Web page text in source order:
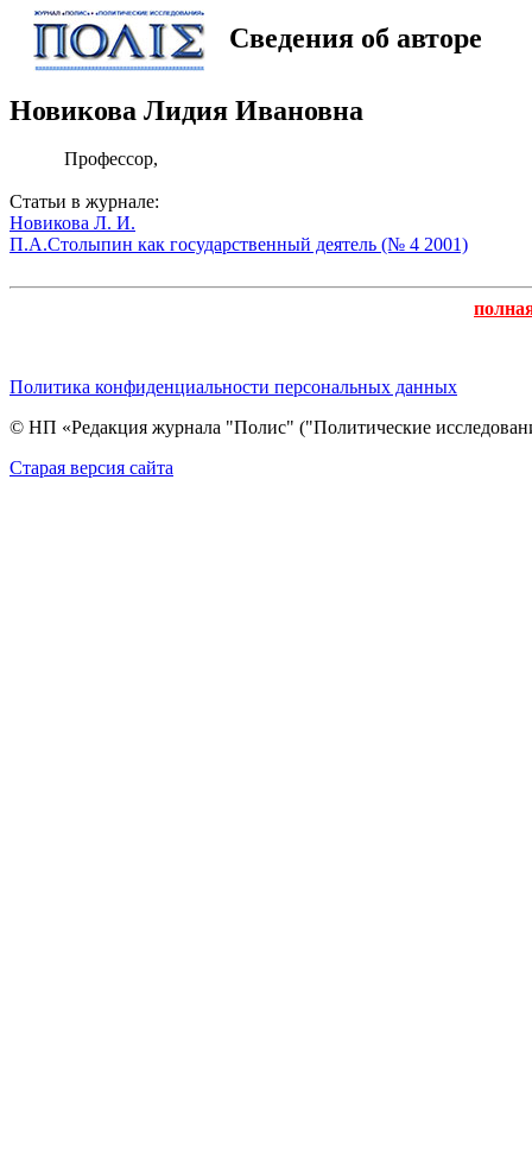
Сведения об авторе
Новикова Лидия Ивановна
Профессор,
Статьи в журнале:
Новикова Л. И.
П.А.Столыпин как государственный деятель (№ 4 2001)
Политика конфиденциальности персональных данных
© НП «Редакция журнала "Полис" ("Политические
Cтарая версия сайта